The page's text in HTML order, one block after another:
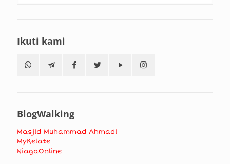
Ikuti kami
BlogWalking
Masjid Muhammad Ahmadi
MyKelate
NiagaOnline